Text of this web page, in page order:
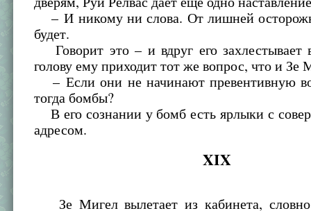
– И никому ни слова. От лишней
будет.
Говорит это – и вдруг его захлестывает
голову ему приходит тот же вопрос, что и Зе
– Если они не начинают превентивную
тогда бомбы?
В его сознании у бомб есть ярлыки с
адресом.
XIX
Зе Мигел вылетает из кабинета, словно